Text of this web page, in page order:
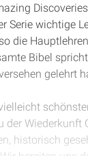
Serie wichtige
die
Bibel
gelehrt
historisch